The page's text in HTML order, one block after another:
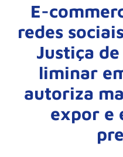
E-
redes
Justiça
liminar
autoriza
expor e